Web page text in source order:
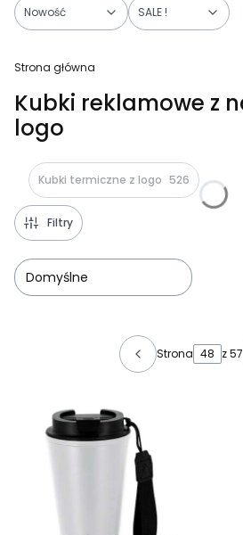
Nowość SALE !
Strona główna
Kubki reklamowe z
logo
Kubki termiczne z logo 526
Filtry
Domyślne
Lista produktów
Strona z 57